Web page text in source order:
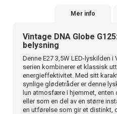
Mer info
Vintage DNA Globe
belysning
Denne E27 3,5W LED-lyskilden
serien kombinerer et klassisk
energieffektivitet. Med sitt
synlige glødetråder er denne
lun atmosfære i hjemmet, enten
eller som en del av en større
en utførelse som gir et distinkt,